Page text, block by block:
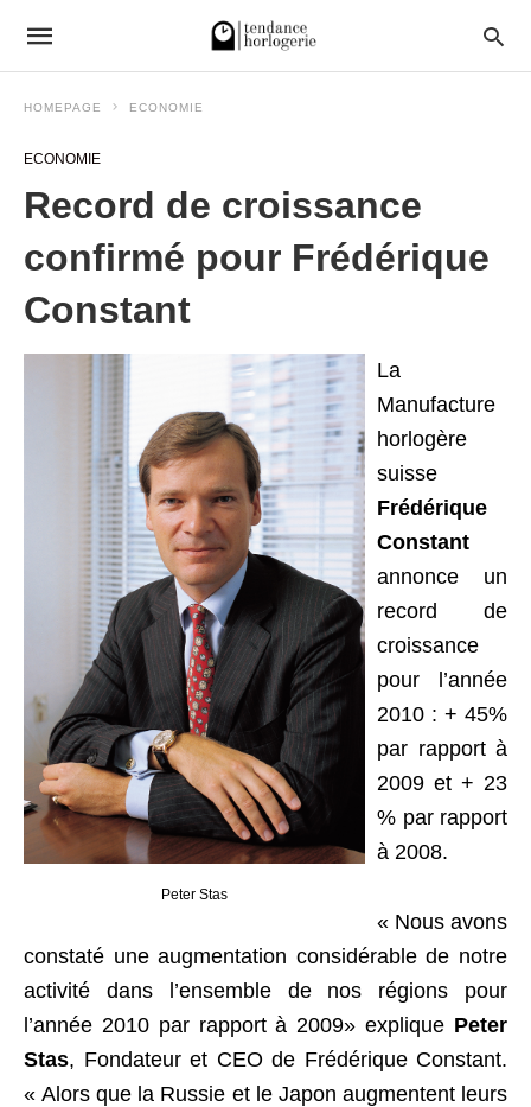
HOMEPAGE ECONOMIE
ECONOMIE
Record de croissance
confirmé pour Frédérique
Constant
Peter Stas
La
Manufacture
horlogère
suisse
Frédérique
Constant
annonce un
record de
croissance
pour l’année
2010 : + 45%
par rapport à
2009 et + 23
% par rapport
à 2008.
« Nous avons
constaté une augmentation considérable de notre
activité dans l’ensemble de nos régions pour
l’année 2010 par rapport à 2009» explique Peter
Stas, Fondateur et CEO de Frédérique Constant.
« Alors que la Russie et le Japon augmentent leurs